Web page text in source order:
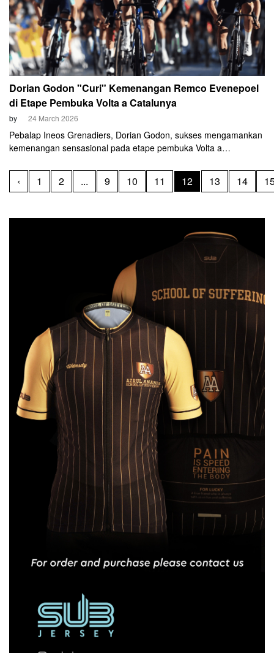
Dorian Godon "Curi" Kemenangan Remco Evenepoel
di Etape Pembuka Volta a Catalunya
by 24 March 2026
Pebalap Ineos Grenadiers, Dorian Godon, sukses mengamankan
kemenangan sensasional pada etape pembuka Volta a
menanjak (uphill sprint) yang menyesakkan napas, Godon
menumbangkan sang juara dunia Individual Time Trial (ITT),
‹ 1 2 ... 9 10 11 12 13 14